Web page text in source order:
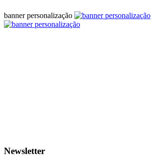
banner personalização
Newsletter